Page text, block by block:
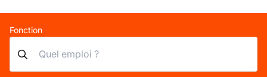
Fonction